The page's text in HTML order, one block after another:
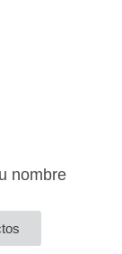
nombre